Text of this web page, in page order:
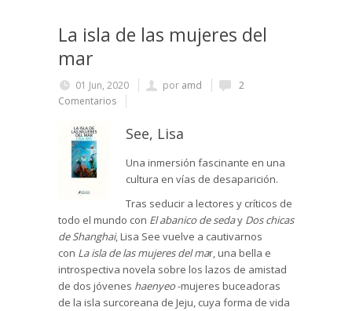
La isla de las mujeres del
mar
01 Jun, 2020 por amd
2
Comentarios
See, Lisa
Una inmersión fascinante en una
cultura en vías de desaparición.
Tras seducir a lectores y críticos de
todo el mundo con El abanico de seday Dos chicas
de Shanghai, Lisa See vuelve a cautivarnos
con La isla de las mujeres del mar, una bella e
introspectiva novela sobre los lazos de amistad
de dos jóvenes haenyeo-mujeres buceadoras
de la isla surcoreana de Jeju, cuya forma de vida